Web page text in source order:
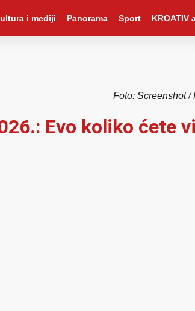
i mediji Panorama Sport KROATIV
Foto: Screenshot /
Evo koliko ćete